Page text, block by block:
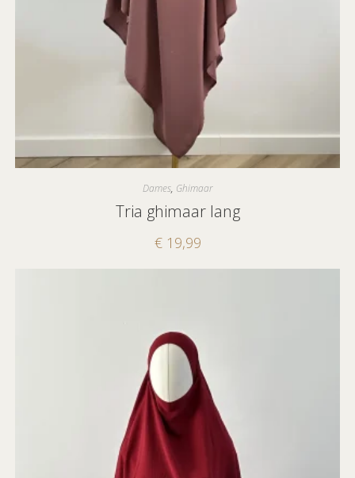
Dames, Ghimaar
Tria ghimaar lang
€19,99